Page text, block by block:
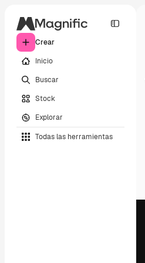
Crear
Inicio
Buscar
Stock
Explorar
Todas las herramientas